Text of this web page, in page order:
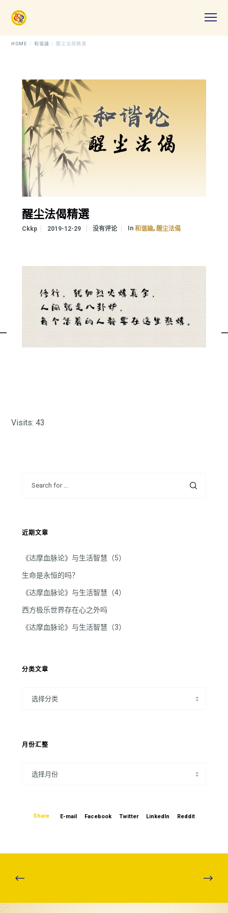
HOME 和谐論 醒尘法偈精選
醒尘法偈精選
Ckkp 2019-12-29 没有评论 In 和谐論, 醒尘法偈
Visits: 43
近期文章
《达摩血脉论》与生活智慧（5）
生命是永恒的吗？
《达摩血脉论》与生活智慧（4）
西方极乐世界存在心之外吗
《达摩血脉论》与生活智慧（3）
分类文章
月份汇整
Share E-mail Facebook Twitter LinkedIn Reddit